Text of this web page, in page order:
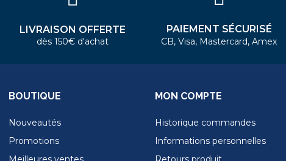
send
LIVRAISON OFFERTE
dès 150€ d'achat
PAIEMENT SÉCURISÉ
CB, Visa, Mastercard, Amex
BOUTIQUE
Nouveautés
Promotions
MON COMPTE
Historique commandes
Informations personnelles